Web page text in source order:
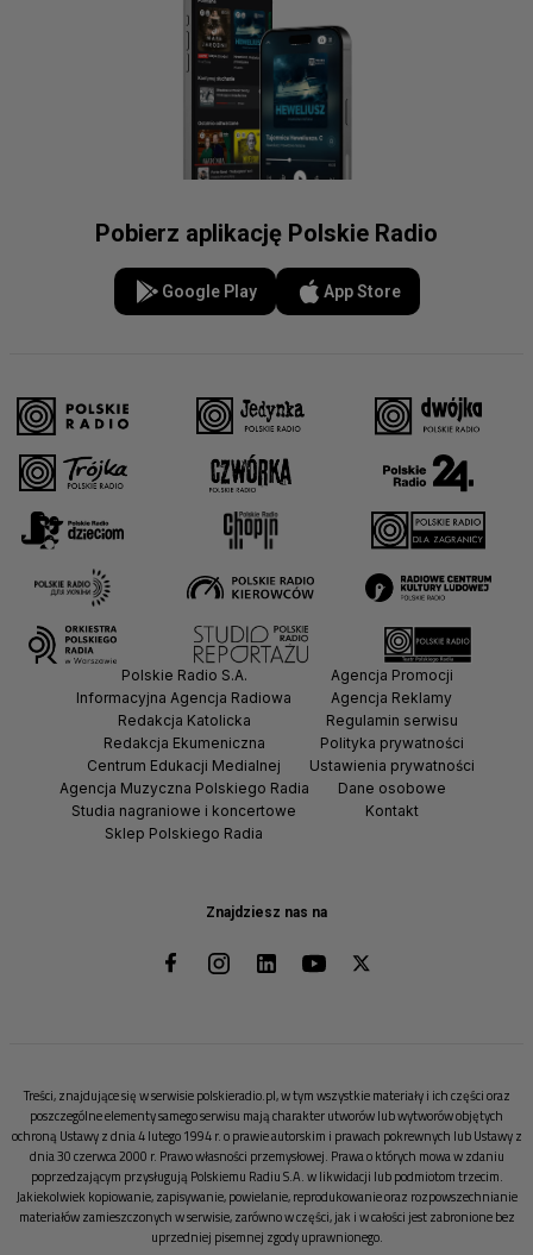
Pobierz aplikację Polskie Radio
Google Play App Store
Znajdziesz nas na
Polskie Radio S.A.
Informacyjna Agencja Radiowa
Redakcja Katolicka
Redakcja Ekumeniczna
Centrum Edukacji Medialnej
Agencja Muzyczna Polskiego Radia
Studia nagraniowe i koncertowe
Sklep Polskiego Radia
Agencja Promocji
Agencja Reklamy
Regulamin serwisu
Polityka prywatności
Ustawienia prywatności
Dane osobowe
Kontakt
Treści, znajdujące się w serwisie polskieradio.pl, w tym wszystkie materiały i ich części oraz
poszczególne elementy samego serwisu mają charakter utworów lub wytworów objętych
ochroną Ustawy z dnia 4 lutego 1994 r. o prawie autorskim i prawach pokrewnych lub Ustawy z
dnia 30 czerwca 2000 r. Prawo własności przemysłowej. Prawa o których mowa w zdaniu
poprzedzającym przysługują Polskiemu Radiu S.A. w likwidacji lub podmiotom trzecim.
Jakiekolwiek kopiowanie, zapisywanie, powielanie, reprodukowanie oraz rozpowszechnianie
materiałów zamieszczonych w serwisie, zarówno w części, jak i w całości jest zabronione bez
uprzedniej pisemnej zgody uprawnionego.